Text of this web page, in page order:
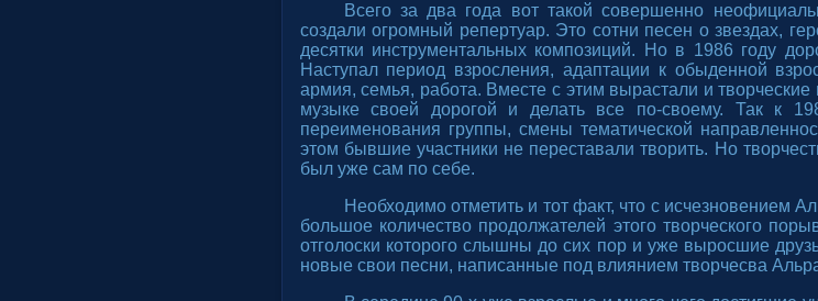
Всего за два года вот такой совершенно
создали огромный репертуар. Это сотни песен о звездах,
десятки инструментальных композиций. Но в 1986 году
Наступал период взросления, адаптации к обыденной
армия, семья, работа. Вместе с этим вырастали и
музыке своей дорогой и делать все по-своему. Так к
переименования группы, смены тематической
этом бывшие участники не переставали творить. Но
был уже сам по себе.
Необходимо отметить и тот факт, что с исчезновением
большое количество продолжателей этого творческого
отголоски которого слышны до сих пор и уже выросшие
новые свои песни, написанные под влиянием творчесва